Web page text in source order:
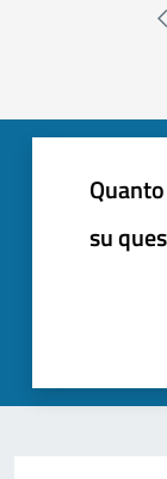
su